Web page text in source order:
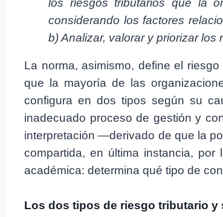
los riesgos tributarios que la
considerando los factores
b) Analizar, valorar y priorizar los
La norma, asimismo, define el
que la mayoría de las
configura en dos tipos según su
inadecuado proceso de gestión y
interpretación —derivado de que la
compartida, en última instancia,
académica: determina qué tipo de
Los dos tipos de riesgo tributario